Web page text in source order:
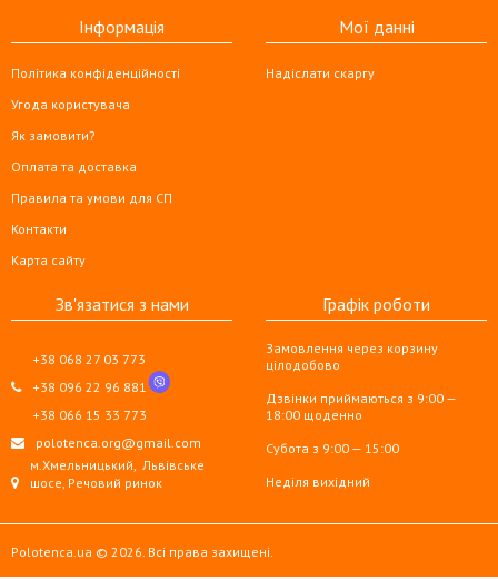
Інформація
Політика конфіденційності
Угода користувача
Як замовити?
Оплата та доставка
Правила та умови для СП
Контакти
Карта сайту
Мої данні
Надіслати скаргу
Зв'язатися з нами
+38 068 27 03 773
+38 096 22 96 881
+38 066 15 33 773
polotenca.org@gmail.com
м.Хмельницький, Львівське
шосе, Речовий ринок
Графік роботи
Замовлення через корзину
цілодобово
Дзвінки приймаються з 9:00 —
18:00 щоденно
Субота з 9:00 — 15:00
Неділя вихідний
Polotenca.ua © 2026. Всі права захищені.